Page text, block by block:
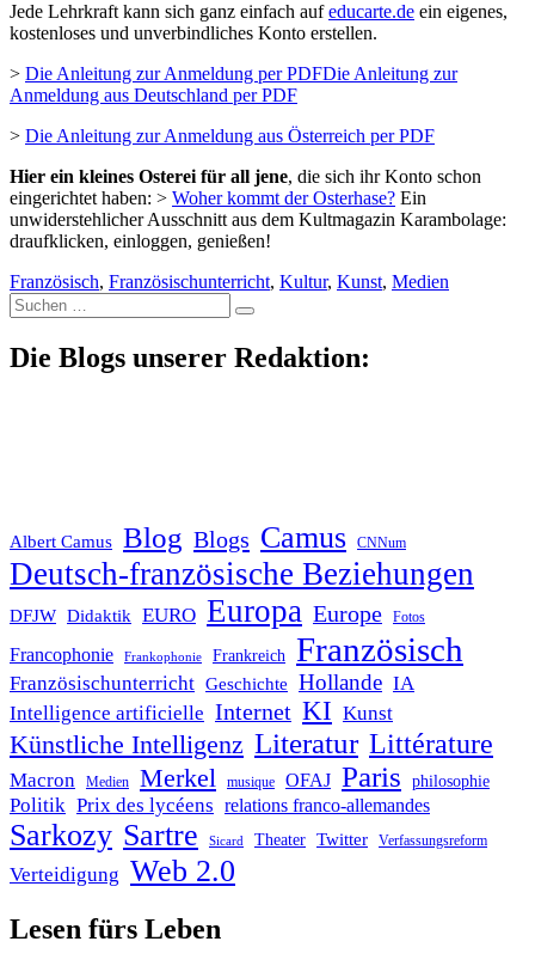
Jede Lehrkraft kann sich ganz einfach aufeducarte.de ein eigenes,
kostenloses und unverbindliches Konto erstellen.
> Die Anleitung zur Anmeldung per PDFDie Anleitung zur
Anmeldung aus Deutschland per PDF
> Die Anleitung zur Anmeldung aus Österreich per PDF
Hier ein kleines Osterei für all jene, die sich ihr Konto schon
eingerichtet haben: > Woher kommt der Osterhase? Ein
unwiderstehlicher Ausschnitt aus dem Kultmagazin Karambolage:
draufklicken, einloggen, genießen!
Französisch, Französischunterricht, Kultur, Kunst, Medien
Suche
nach:
Die Blogs unserer Redaktion:
Albert Camus Blog Blogs Camus CNNum
Deutsch-französische Beziehungen
DFJW Didaktik EURO Europa Europe Fotos
Francophonie Frankophonie Frankreich Französisch
Französischunterricht Geschichte Hollande IA
Intelligence artificielle Internet KI Kunst
Künstliche Intelligenz Literatur Littérature
Macron Medien Merkel musique OFAJ Paris philosophie
Politik Prix des lycéens relations franco-allemandes
Sarkozy Sartre Sicard Theater Twitter Verfassungsreform
Verteidigung Web 2.0
Lesen fürs Leben